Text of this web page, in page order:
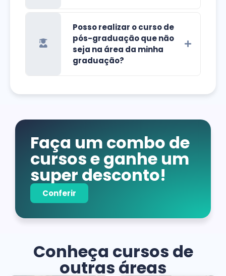
Posso realizar o curso de
pós-graduação que não
seja na área da minha
graduação?
Faça um combo de
cursos e ganhe um
super desconto!
Conferir
Conheça cursos de
outras áreas